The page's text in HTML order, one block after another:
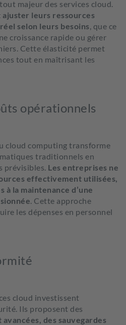
majeur des services cloud.
leurs ressources
selon leurs besoins, que ce
croissance rapide ou gérer
Cette élasticité permet
tout en maîtrisant les
opérationnels
cloud computing transforme
traditionnels en
prévisibles. Les entreprises ne
effectivement utilisées,
à la maintenance d’une
. Cette approche
les dépenses en personnel
cloud investissent
Ils proposent des
des sauvegardes